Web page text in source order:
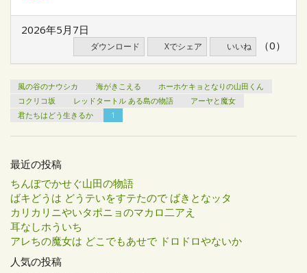
2026年5月7日
ダウンロード Xでシェア いいね （0）
風の谷のナウシカ 海がきこえる
ホーホケキョとなりの山田くん
コクリコ坂
レッドタートル ある島の物語
アーヤと魔女
君たちはどう生きるか
1
最近の投稿
ちんぽでかせぐ山田の物語
ばキどうは どうテいをすテたので ばきとなッタ
カリカリニやいタポニョのマカロ二アえ
耳なしホういち
アレちの魔女は どこでもあせで ドロドロやないか
人気の投稿